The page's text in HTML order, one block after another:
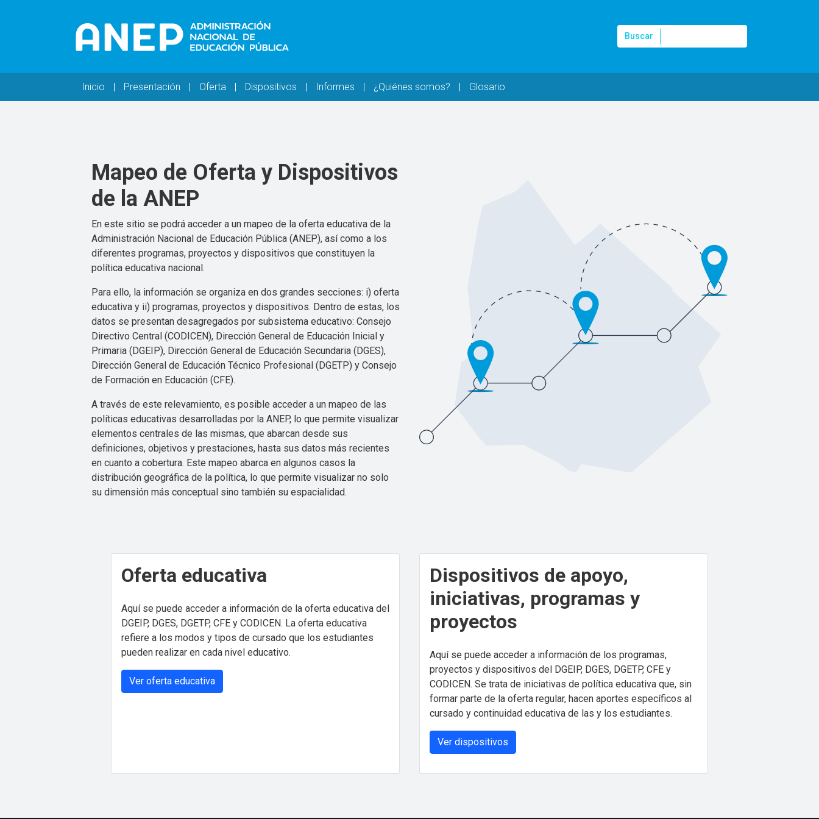
Buscar
Buscar
Navegación principal
Inicio Presentación Oferta Dispositivos Informes ¿Quiénes somos? Glosario
Mapeo de Oferta y Dispositivos
de la ANEP
En este sitio se podrá acceder a un mapeo de la oferta educativa de la
Administración Nacional de Educación Pública (ANEP), así como a los
diferentes programas, proyectos y dispositivos que constituyen la
política educativa nacional.
Para ello, la información se organiza en dos grandes secciones: i) oferta
educativa y ii) programas, proyectos y dispositivos. Dentro de estas, los
datos se presentan desagregados por subsistema educativo: Consejo
Directivo Central (CODICEN), Dirección General de Educación Inicial y
Primaria (DGEIP), Dirección General de Educación Secundaria (DGES),
Dirección General de Educación Técnico Profesional (DGETP) y Consejo
de Formación en Educación (CFE).
A través de este relevamiento, es posible acceder a un mapeo de las
políticas educativas desarrolladas por la ANEP, lo que permite visualizar
elementos centrales de las mismas, que abarcan desde sus
definiciones, objetivos y prestaciones, hasta sus datos más recientes
en cuanto a cobertura. Este mapeo abarca en algunos casos la
distribución geográfica de la política, lo que permite visualizar no solo
su dimensión más conceptual sino también su espacialidad.
Oferta educativa
Aquí se puede acceder a información de la oferta educativa del
DGEIP, DGES, DGETP, CFE y CODICEN. La oferta educativa
refiere a los modos y tipos de cursado que los estudiantes
pueden realizar en cada nivel educativo.
Ver oferta educativa
Dispositivos de apoyo,
iniciativas, programas y
proyectos
Aquí se puede acceder a información de los programas,
proyectos y dispositivos del DGEIP, DGES, DGETP, CFE y
CODICEN. Se trata de iniciativas de política educativa que, sin
formar parte de la oferta regular, hacen aportes específicos al
cursado y continuidad educativa de las y los estudiantes.
Ver dispositivos